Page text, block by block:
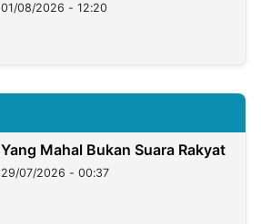
01/08/2026 - 12:20
Yang Mahal Bukan Suara Rakyat
29/07/2026 - 00:37